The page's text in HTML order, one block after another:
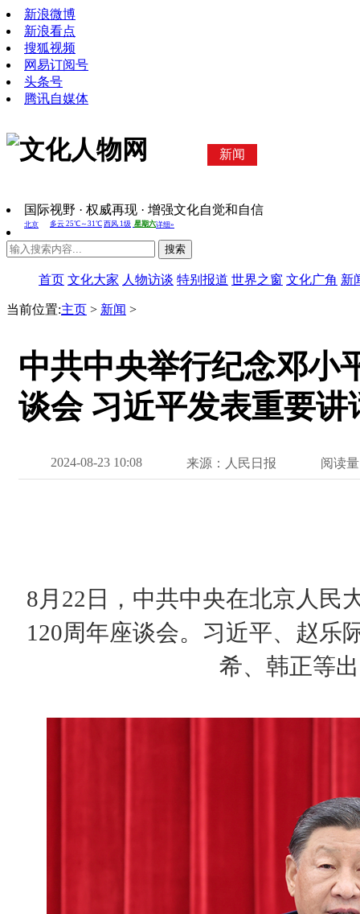
新浪微博
新浪看点
搜狐视频
网易订阅号
头条号
腾讯自媒体
新闻
国际视野 · 权威再现 · 增强文化自觉和自信
搜索
首页 文化大家 人物访谈 特别报道 世界之窗 文化广角 新
当前位置:主页 > 新闻 >
中共中央举行纪念邓小
谈会 习近平发表重要讲
2024-08-23 10:08 来源：人民日报 阅读
8月22日，中共中央在北京人民
120周年座谈会。习近平、赵乐
希、韩正等